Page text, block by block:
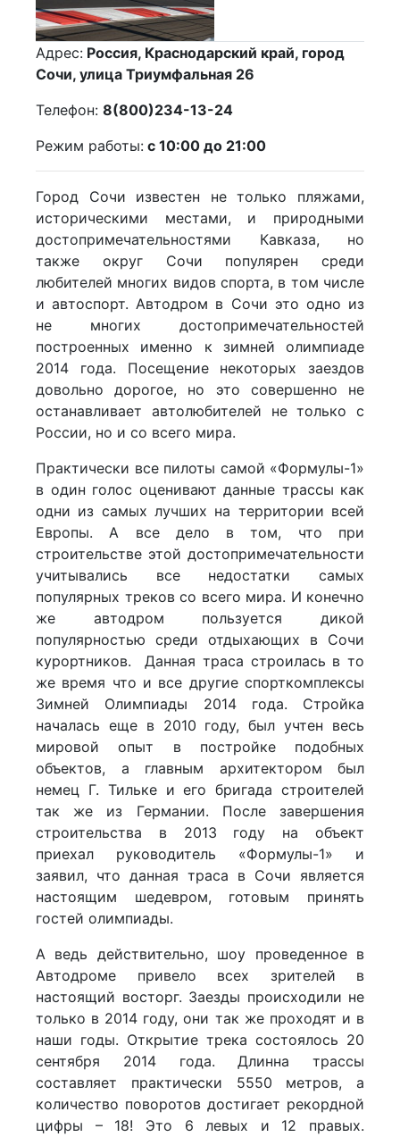
Адрес: Россия, Краснодарский край, город
Сочи, улица Триумфальная 26
Телефон: 8(800)234-13-24
Режим работы: с 10:00 до 21:00
Город Сочи известен не только пляжами,
историческими местами, и природными
достопримечательностями Кавказа, но
также округ Сочи популярен среди
любителей многих видов спорта, в том числе
и автоспорт. Автодром в Сочи это одно из
не многих достопримечательностей
построенных именно к зимней олимпиаде
2014 года. Посещение некоторых заездов
довольно дорогое, но это совершенно не
останавливает автолюбителей не только с
России, но и со всего мира.
Практически все пилоты самой «Формулы-1»
в один голос оценивают данные трассы как
одни из самых лучших на территории всей
Европы. А все дело в том, что при
строительстве этой достопримечательности
учитывались все недостатки самых
популярных треков со всего мира. И конечно
же автодром пользуется дикой
популярностью среди отдыхающих в Сочи
курортников. Данная траса строилась в то
же время что и все другие спорткомплексы
Зимней Олимпиады 2014 года. Стройка
началась еще в 2010 году, был учтен весь
мировой опыт в постройке подобных
объектов, а главным архитектором был
немец Г. Тильке и его бригада строителей
так же из Германии. После завершения
строительства в 2013 году на объект
приехал руководитель «Формулы-1» и
заявил, что данная траса в Сочи является
настоящим шедевром, готовым принять
гостей олимпиады.
А ведь действительно, шоу проведенное в
Автодроме привело всех зрителей в
настоящий восторг. Заезды происходили не
только в 2014 году, они так же проходят и в
наши годы. Открытие трека состоялось 20
сентября 2014 года. Длинна трассы
составляет практически 5550 метров, а
количество поворотов достигает рекордной
цифры – 18! Это 6 левых и 12 правых.